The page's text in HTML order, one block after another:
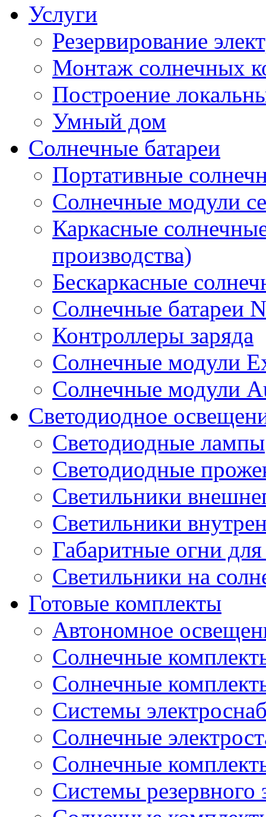
Услуги
Резервирование
Монтаж солнечных
Построение
Умный дом
Солнечные батареи
Портативные
Солнечные модули
Каркасные
производства)
Бескаркасные
Солнечные батареи
Контроллеры заряда
Солнечные модули
Солнечные модули
Светодиодное
Светодиодные лампы
Светодиодные
Светильники
Светильники
Габаритные огни
Светильники на
Готовые комплекты
Автономное
Солнечные
Солнечные
Системы
Cолнечные
Солнечные
Системы резервного